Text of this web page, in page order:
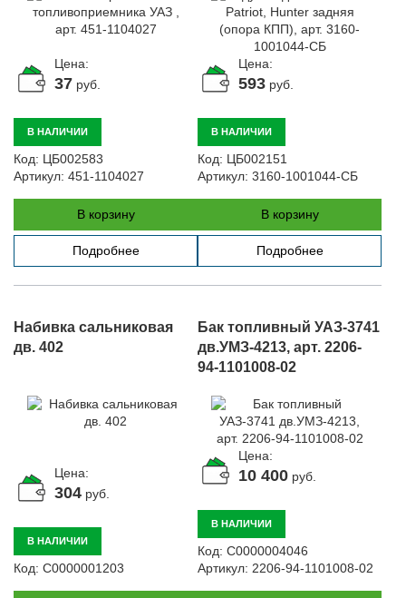
Цена:
37 руб.
В НАЛИЧИИ
Код: ЦБ002583
Артикул: 451-1104027
В корзину
Подробнее
Цена:
593 руб.
В НАЛИЧИИ
Код: ЦБ002151
Артикул: 3160-1001044-СБ
В корзину
Подробнее
Набивка сальниковая
дв. 402
Цена:
304 руб.
В НАЛИЧИИ
Код: С0000001203
Бак топливный УАЗ-3741
дв.УМЗ-4213, арт. 2206-
94-1101008-02
Цена:
10 400 руб.
В НАЛИЧИИ
Код: С0000004046
Артикул: 2206-94-1101008-02